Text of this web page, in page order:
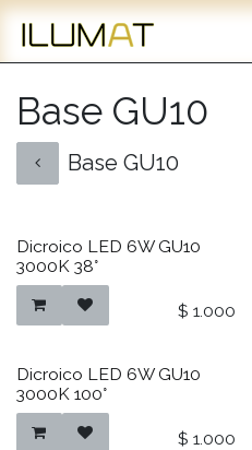
Ir al contenido
Base GU10
Base GU10
Dicroico LED 6W GU10
3000K 38°
$ 1.000
Dicroico LED 6W GU10
3000K 100°
$ 1.000